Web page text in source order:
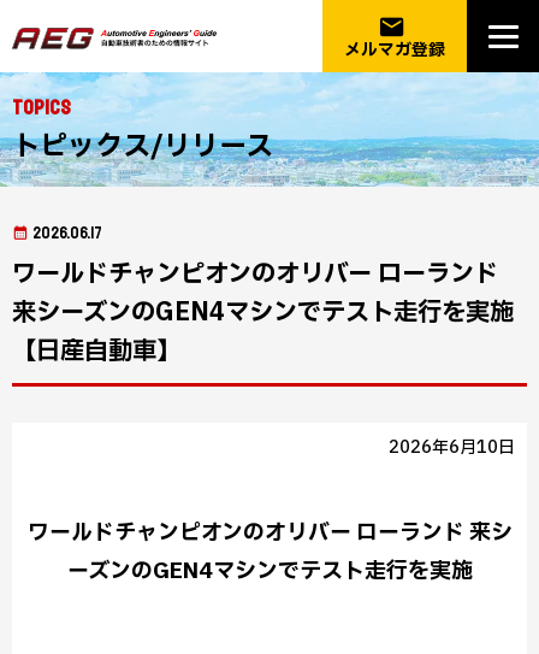
email
メルマガ登録
Topics
トピックス/リリース
2026.06.17
ワールドチャンピオンのオリバー ローランド
来シーズンのGEN4マシンでテスト走行を実施
【日産自動車】
2026年6月10日
ワールドチャンピオンのオリバー ローランド 来シ
ーズンのGEN4マシンでテスト走行を実施